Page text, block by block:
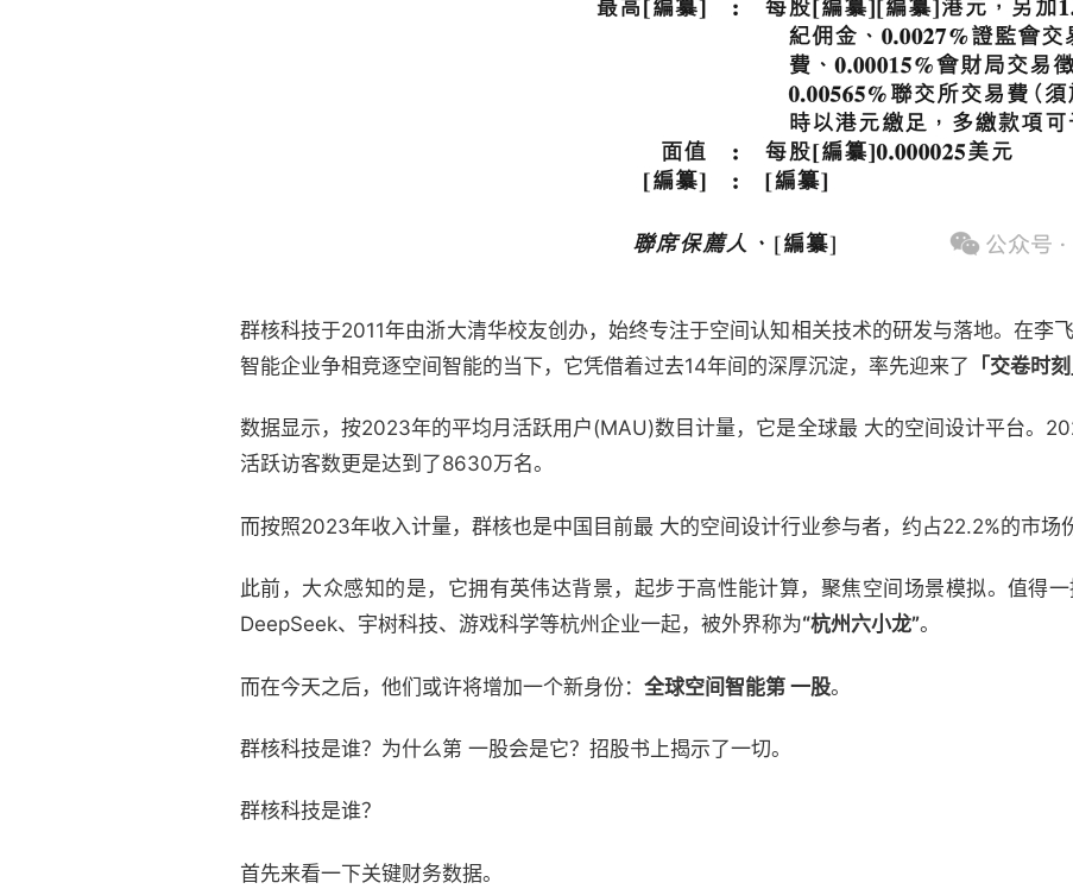
群核科技于2011年由浙大清华校友创办，始终专注于空间认知相关技术的研发与落地。在李
智能企业争相竞逐空间智能的当下，它凭借着过去14年间的深厚沉淀，率先迎来了 「交卷时刻
数据显示，按2023年的平均月活跃用户(MAU)数目计量，它是全球最 大的空间设计平台。
活跃访客数更是达到了8630万名。
而按照2023年收入计量，群核也是中国目前最 大的空间设计行业参与者，约占22.2%的市场
此前，大众感知的是，它拥有英伟达背景，起步于高性能计算，聚焦空间场景模拟。值得
DeepSeek、宇树科技、游戏科学等杭州企业一起，被外界称为“杭州六小龙”。
而在今天之后，他们或许将增加一个新身份： 全球空间智能第 一股。
群核科技是谁？为什么第 一股会是它？招股书上揭示了一切。
群核科技是谁？
首先来看一下关键财务数据。